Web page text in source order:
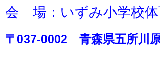
会 場：いずみ小学校体
〒037-0002 青森県五所川